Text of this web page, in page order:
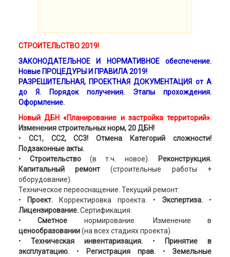
СТРОИТЕЛЬСТВО 2019!
ЗАКОНОДАТЕЛЬНОЕ И НОРМАТИВНОЕ обеспечение.
Новые ПРОЦЕДУРЫ И ПРАВИЛА 2019!
РАЗРЕШИТЕЛЬНАЯ, ПРОЕКТНАЯ ДОКУМЕНТАЦИЯ от А
до Я. Порядок получения. Этапы прохождения.
Оформление.
Новый ДБН «Планирование и застройка территорий».
Изменения строительных норм, 20 ДБН!
• СС1, СС2, СС3! Отмена Категорий сложности!
Подзаконные акты.
• Строительство (в т.ч. новое).
Реконструкция.
Капитальный ремонт(строительные работы +
оборудование).
Техническое переоснащение. Текущий ремонт.
•
Проект.Корректировка проекта. • Экспертиза. •
Лицензирование.Сертификация.
•Сметное нормирование.
Изменение в
ценообразовании(на всех стадиях проекта).
• Техническая инвентаризация. •
Принятие в
эксплуатацию.• Регистрация прав. •Земельные